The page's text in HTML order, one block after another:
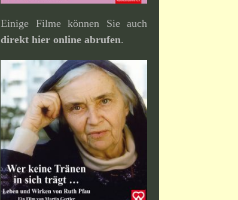
Einige Filme können Sie auch
direkt hier online abrufen.